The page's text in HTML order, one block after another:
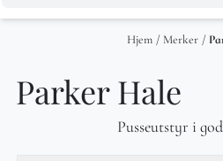
Hjem / Merker /
Parker Hale
Pusseutstyr i